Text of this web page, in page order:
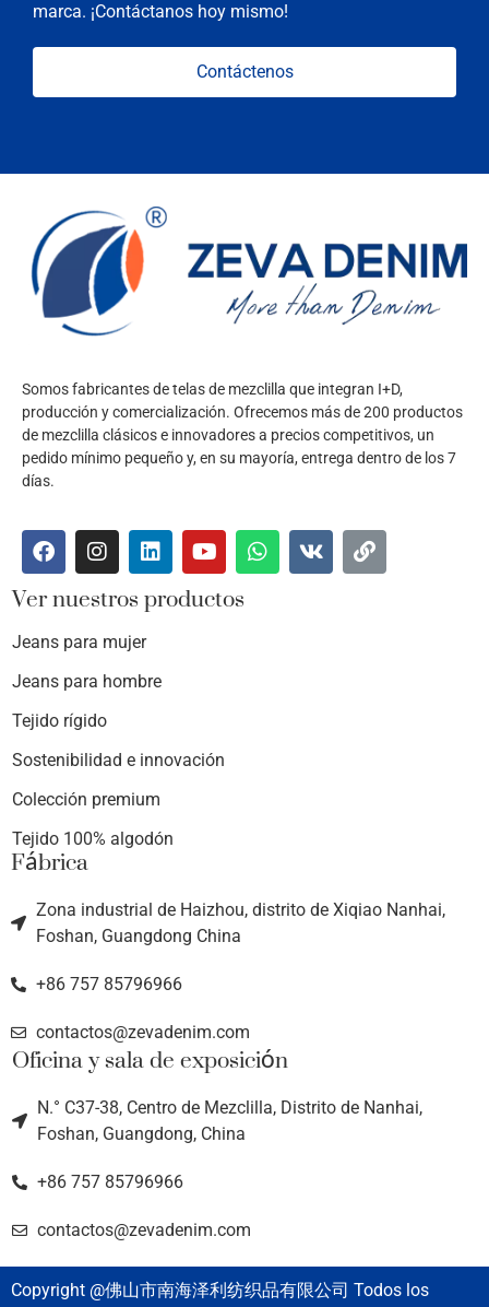
marca. ¡Contáctanos hoy mismo!
Contáctenos
Somos fabricantes de telas de mezclilla que integran I+D,
producción y comercialización. Ofrecemos más de 200 productos
de mezclilla clásicos e innovadores a precios competitivos, un
pedido mínimo pequeño y, en su mayoría, entrega dentro de los 7
días.
Ver nuestros productos
Jeans para mujer
Jeans para hombre
Tejido rígido
Sostenibilidad e innovación
Colección premium
Tejido 100% algodón
Fábrica
Zona industrial de Haizhou, distrito de Xiqiao Nanhai,
Foshan, Guangdong China
+86 757 85796966
contactos@zevadenim.com
Oficina y sala de exposición
N.° C37-38, Centro de Mezclilla, Distrito de Nanhai,
Foshan, Guangdong, China
+86 757 85796966
contactos@zevadenim.com
Copyright @佛山市南海泽利纺织品有限公司 Todos los